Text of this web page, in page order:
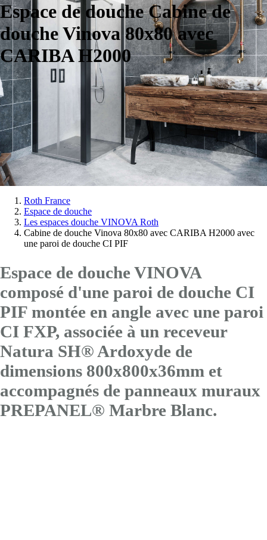
Espace de douche Cabine de
douche Vinova 80x80 avec
CARIBA H2000
Vous
êtes
Roth France
Espace de douche
Les espaces douche VINOVA Roth
Cabine de douche Vinova 80x80 avec CARIBA H2000 avec
une paroi de douche CI PIF
Espace de douche VINOVA
composé d'une paroi de douche CI
PIF montée en angle avec une paroi
CI FXP, associée à un receveur
Natura SH® Ardoxyde de
dimensions 800x800x36mm et
accompagnés de panneaux muraux
PREPANEL® Marbre Blanc.